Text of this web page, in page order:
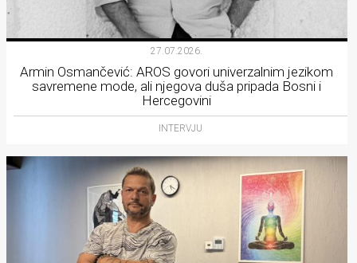
27.07.2026.
Armin Osmančević: AROS govori univerzalnim jezikom
savremene mode, ali njegova duša pripada Bosni i
Hercegovini
INTERVJU